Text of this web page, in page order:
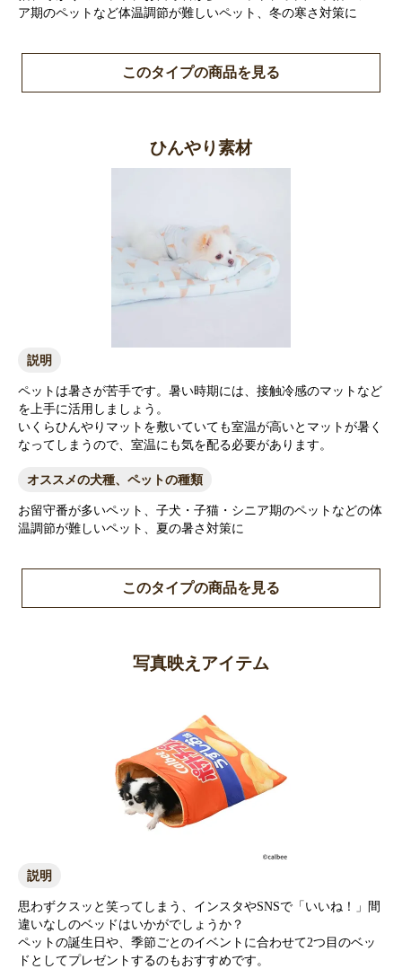
ア期のペットなど体温調節が難しいペット、冬の寒さ対策に
このタイプの商品を見る
ひんやり素材
説明
ペットは暑さが苦手です。暑い時期には、接触冷感のマットなど
を上手に活用しましょう。
いくらひんやりマットを敷いていても室温が高いとマットが暑く
なってしまうので、室温にも気を配る必要があります。
オススメの犬種、ペットの種類
お留守番が多いペット、子犬・子猫・シニア期のペットなどの体
温調節が難しいペット、夏の暑さ対策に
このタイプの商品を見る
写真映えアイテム
説明
思わずクスッと笑ってしまう、インスタやSNSで「いいね！」間
違いなしのベッドはいかがでしょうか？
ペットの誕生日や、季節ごとのイベントに合わせて2つ目のベッ
ドとしてプレゼントするのもおすすめです。